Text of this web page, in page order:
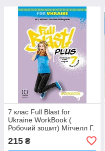
7 клас Full Blast for
Ukraine WorkBook (
Робочий зошит) Мітчелл Г.
215 ₴